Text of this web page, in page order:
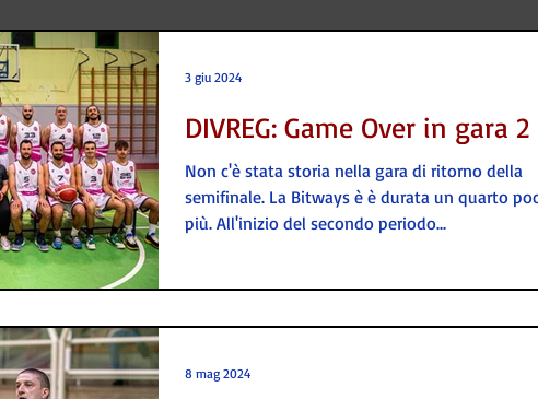
DIVREG: Game Over in gara 2
Non c'è stata storia nella gara di ritorno della
semifinale. La Bitways è è durata un quarto
più. All'inizio del secondo periodo...
3 giu 2024
8 mag 2024